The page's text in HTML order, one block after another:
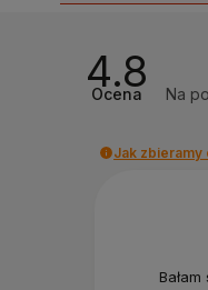
4.8
Ocena Na
Jak zbieramy